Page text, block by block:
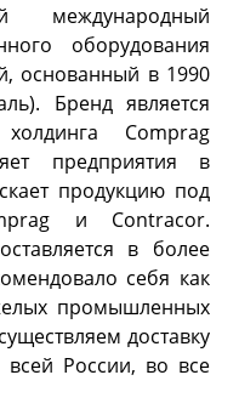
оборудования
основанный в 1990
Бренд является
Comprag
предприятия в
продукцию под
и Contracor.
в более
себя как
промышленных
доставку
России, во все